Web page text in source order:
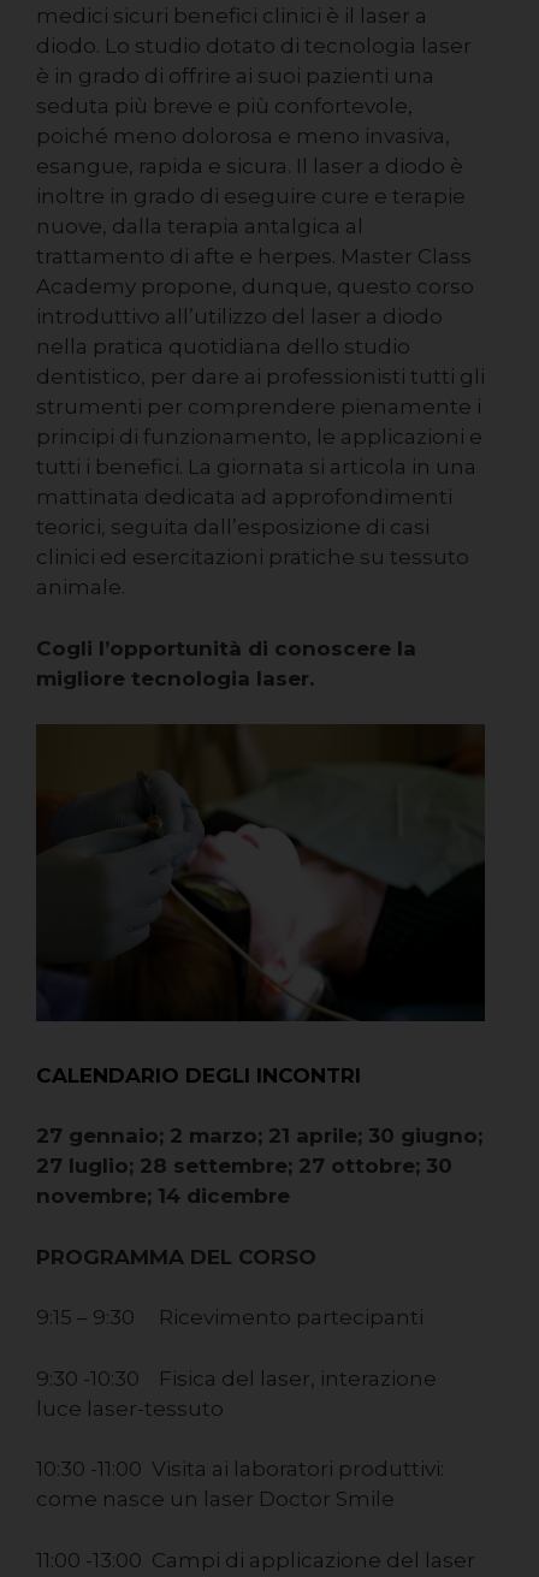
medici sicuri benefici clinici è il laser a
diodo. Lo studio dotato di tecnologia laser
è in grado di offrire ai suoi pazienti una
seduta più breve e più confortevole,
poiché meno dolorosa e meno invasiva,
esangue, rapida e sicura. Il laser a diodo è
inoltre in grado di eseguire cure e terapie
nuove, dalla terapia antalgica al
trattamento di afte e herpes. Master Class
Academy propone, dunque, questo corso
introduttivo all’utilizzo del laser a diodo
nella pratica quotidiana dello studio
dentistico, per dare ai professionisti tutti gli
strumenti per comprendere pienamente i
principi di funzionamento, le applicazioni e
tutti i benefici. La giornata si articola in una
mattinata dedicata ad approfondimenti
teorici, seguita dall’esposizione di casi
clinici ed esercitazioni pratiche su tessuto
animale.
Cogli l’opportunità di conoscere la
migliore tecnologia laser.
CALENDARIO DEGLI INCONTRI
27 gennaio; 2 marzo; 21 aprile; 30 giugno;
27 luglio; 28 settembre; 27 ottobre; 30
novembre; 14 dicembre
PROGRAMMA DEL CORSO
9:15 – 9:30 Ricevimento partecipanti
9:30 -10:30 Fisica del laser, interazione
luce laser-tessuto
10:30 -11:00 Visita ai laboratori produttivi:
come nasce un laser Doctor Smile
11:00 -13:00 Campi di applicazione del laser